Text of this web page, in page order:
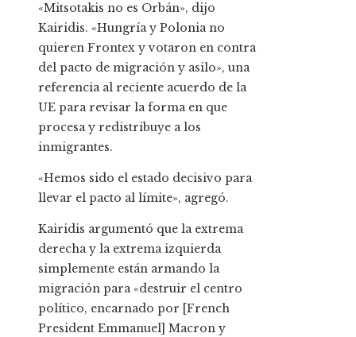
«Mitsotakis no es Orbán», dijo
Kairidis. «Hungría y Polonia no
quieren Frontex y votaron en contra
del pacto de migración y asilo», una
referencia al reciente acuerdo de la
UE para revisar la forma en que
procesa y redistribuye a los
inmigrantes.
«Hemos sido el estado decisivo para
llevar el pacto al límite», agregó.
Kairidis argumentó que la extrema
derecha y la extrema izquierda
simplemente están armando la
migración para «destruir el centro
político, encarnado por [French
President Emmanuel] Macron y